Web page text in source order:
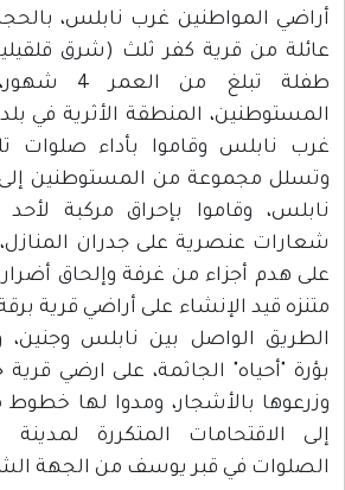
المواطنين غرب نابلس،
من قرية كفر ثلث (شرق
طفلة تبلغ من
المنطقة الأثرية في
نابلس وقاموا بأداء صلوات
مجموعة من المستوطنين إلى
وقاموا بإحراق مركبة لأحد
عنصرية على جدران المنازل،
هدم أجزاء من غرفة وإلحاق أضرار
قيد الإنشاء على أراضي قرية
الواصل بين نابلس وجنين،
"أحياه" الجاثمة، على ارضي قرية
بالأشجار، ومدوا لها خطوط
الاقتحامات المتكررة لمدينة
في قبر يوسف من الجهة